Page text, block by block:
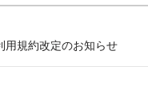
用規約改定のお知らせ